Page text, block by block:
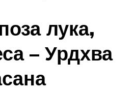
лука,
– Урдхва